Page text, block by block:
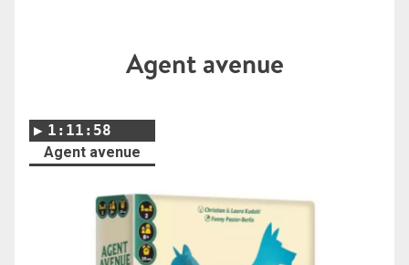
Agent avenue
1:11:58
Agent avenue